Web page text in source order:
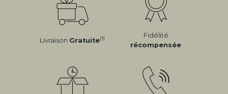
Livraison Gratuite(1)
Fidélité
récompensée